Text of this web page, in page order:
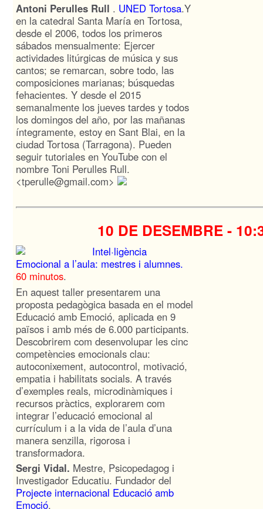
Antoni Perulles Rull . UNED Tortosa.Y
en la catedral Santa María en Tortosa,
desde el 2006, todos los primeros
sábados mensualmente: Ejercer
actividades litúrgicas de música y sus
cantos; se remarcan, sobre todo, las
composiciones marianas; búsquedas
fehacientes. Y desde el 2015
semanalmente los jueves tardes y todos
los domingos del año, por las mañanas
íntegramente, estoy en Sant Blai, en la
ciudad Tortosa (Tarragona). Pueden
seguir tutoriales en YouTube con el
nombre Toni Perulles Rull.
<tperulle@gmail.com>
10 DE DESEMBRE -
Intel·ligència
Emocional a l’aula: mestres i alumnes.
60 minutos.
En aquest taller presentarem una
proposta pedagògica basada en el model
Educació amb Emoció, aplicada en 9
països i amb més de 6.000 participants.
Descobrirem com desenvolupar les cinc
competències emocionals clau:
autoconixement, autocontrol, motivació,
empatia i habilitats socials. A través
d’exemples reals, microdinàmiques i
recursos pràctics, explorarem com
integrar l’educació emocional al
currículum i a la vida de l’aula d’una
manera senzilla, rigorosa i
transformadora.
Sergi Vidal. Mestre, Psicopedagog i
Investigador Educatiu. Fundador del
Projecte internacional Educació amb
Emoció.